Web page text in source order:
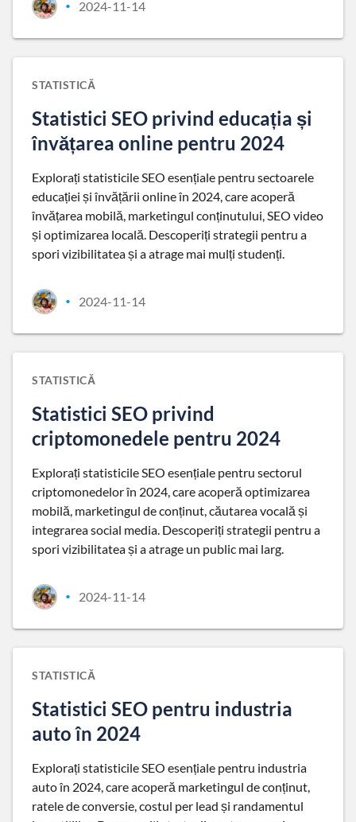
• 2024-11-14
STATISTICĂ
Statistici SEO privind educația și
învățarea online pentru 2024
Explorați statisticile SEO esențiale pentru sectoarele
educației și învățării online în 2024, care acoperă
învățarea mobilă, marketingul conținutului, SEO video
și optimizarea locală. Descoperiți strategii pentru a
spori vizibilitatea și a atrage mai mulți studenți.
• 2024-11-14
STATISTICĂ
Statistici SEO privind
criptomonedele pentru 2024
Explorați statisticile SEO esențiale pentru sectorul
criptomonedelor în 2024, care acoperă optimizarea
mobilă, marketingul de conținut, căutarea vocală și
integrarea social media. Descoperiți strategii pentru a
spori vizibilitatea și a atrage un public mai larg.
• 2024-11-14
STATISTICĂ
Statistici SEO pentru industria
auto în 2024
Explorați statisticile SEO esențiale pentru industria
auto în 2024, care acoperă marketingul de conținut,
ratele de conversie, costul per lead și randamentul